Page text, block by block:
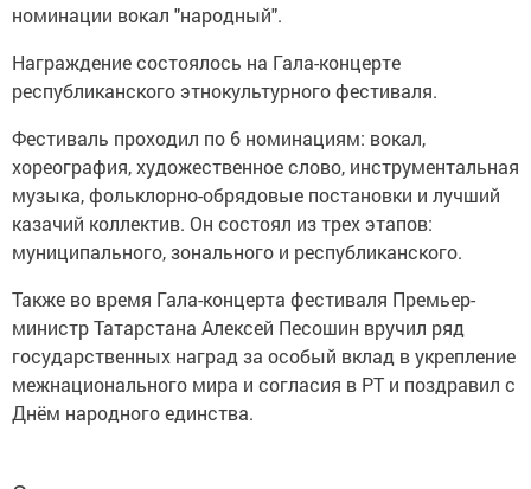
номинации вокал "народный".
Награждение состоялось на Гала-концерте
республиканского этнокультурного фестиваля.
Фестиваль проходил по 6 номинациям: вокал,
хореография, художественное слово, инструментальная
музыка, фольклорно-обрядовые постановки и лучший
казачий коллектив. Он состоял из трех этапов:
муниципального, зонального и республиканского.
Также во время Гала-концерта фестиваля Премьер-
министр Татарстана Алексей Песошин вручил ряд
государственных наград за особый вклад в укрепление
межнационального мира и согласия в РТ и поздравил с
Днём народного единства.